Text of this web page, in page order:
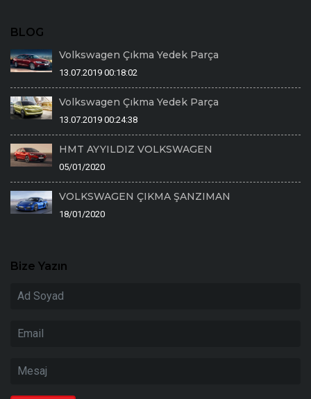
BLOG
Volkswagen Çıkma Yedek Parça
13.07.2019 00:18:02
Volkswagen Çıkma Yedek Parça
13.07.2019 00:24:38
HMT AYYILDIZ VOLKSWAGEN
05/01/2020
VOLKSWAGEN ÇIKMA ŞANZIMAN
18/01/2020
Bize Yazın